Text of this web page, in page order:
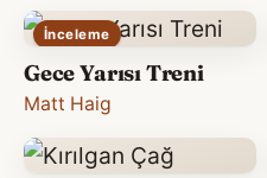
İnceleme
Gece Yarısı Treni
Matt Haig